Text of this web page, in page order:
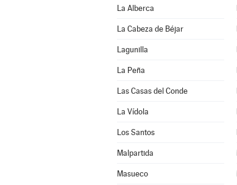
La Alberca
La Cabeza de Béjar
Lagunilla
La Peña
Las Casas del Conde
La Vídola
Los Santos
Malpartida
Masueco